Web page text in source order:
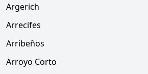
Argerich
Arrecifes
Arribeños
Arroyo Corto